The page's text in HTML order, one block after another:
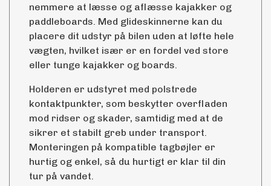
nemmere at læsse og aflæsse kajakker og
paddleboards. Med glideskinnerne kan du
placere dit udstyr på bilen uden at løfte hele
vægten, hvilket især er en fordel ved store
eller tunge kajakker og boards.
Holderen er udstyret med polstrede
kontaktpunkter, som beskytter overfladen
mod ridser og skader, samtidig med at de
sikrer et stabilt greb under transport.
Monteringen på kompatible tagbøjler er
hurtig og enkel, så du hurtigt er klar til din
tur på vandet.